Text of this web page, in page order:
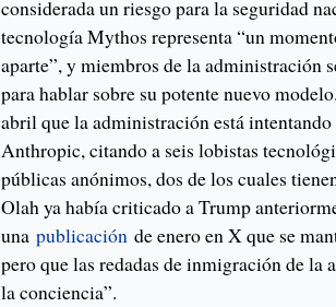
considerada un riesgo para la seguridad
tecnología Mythos representa “un
aparte”, y miembros de la administración
para hablar sobre su potente nuevo
abril que la administración está
Anthropic, citando a seis lobistas
públicas anónimos, dos de los cuales
Olah ya había criticado a Trump
unapublicación de enero en X que se
pero que las redadas de inmigración de la
la conciencia”.